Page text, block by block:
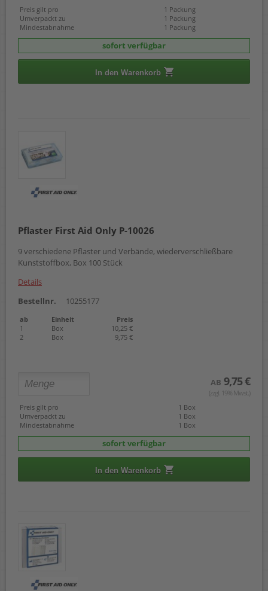
Preis gilt pro
1 Packung
Umverpackt zu
1 Packung
Mindestabnahme
1 Packung
sofort verfügbar
In den Warenkorb
Pflaster First Aid Only P-10026
9 verschiedene Pflaster und Verbände, wiederverschließbare
Kunststoffbox, Box 100 Stück
Details
Bestellnr.
10255177
ab Einheit
Preis
1
Box
10,25 €
2
Box 9,75 €
AB 9,75 €
(zzgl. 19% Mwst.)
Preis gilt pro
1 Box
Umverpackt zu
1 Box
Mindestabnahme
1 Box
sofort verfügbar
In den Warenkorb